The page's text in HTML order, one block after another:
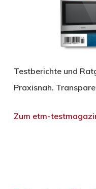
Testberichte und
Praxisnah.
Zum etm-